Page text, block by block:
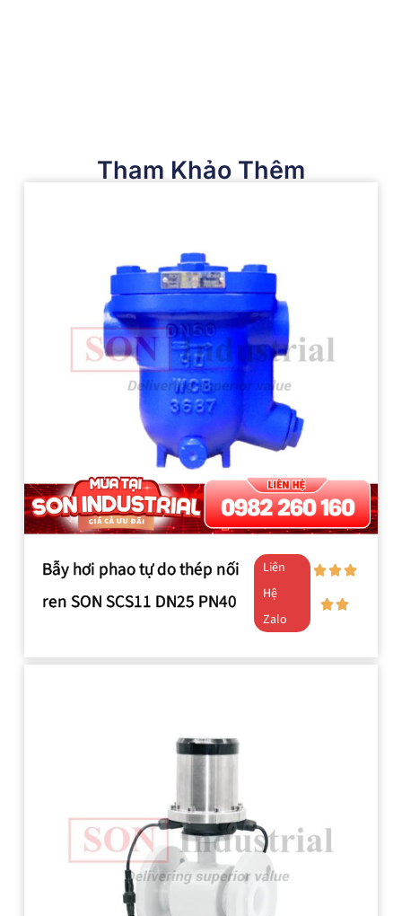
Tham Khảo Thêm
Bẫy hơi phao tự do thép nối
ren SON SCS11 DN25 PN40
Liên
Hệ
Zalo